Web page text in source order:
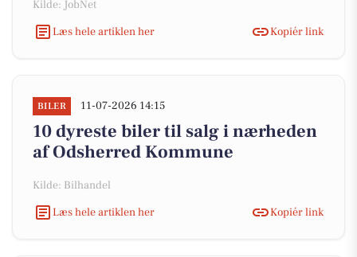
Kilde: JobNet
Læs hele artiklen her
Kopiér link
BILER 11-07-2026 14:15
10 dyreste biler til salg i nærheden
af Odsherred Kommune
Kilde: Bilhandel
Læs hele artiklen her
Kopiér link